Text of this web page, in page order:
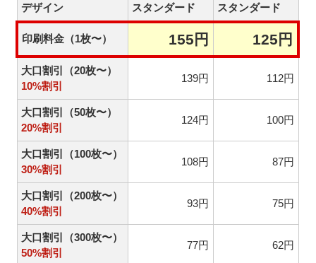
デザイン
スタンダード スタンダード
印刷料金（1枚〜） 155円 125円
大口割引（20枚〜）
10%割引
139円 112円
大口割引（50枚〜）
20%割引
124円 100円
大口割引（100枚〜）
30%割引
108円 87円
大口割引（200枚〜）
40%割引
93円 75円
大口割引（300枚〜）
50%割引
77円 62円